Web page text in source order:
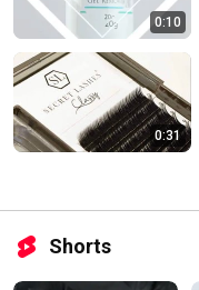
0:10
0:31
Shorts